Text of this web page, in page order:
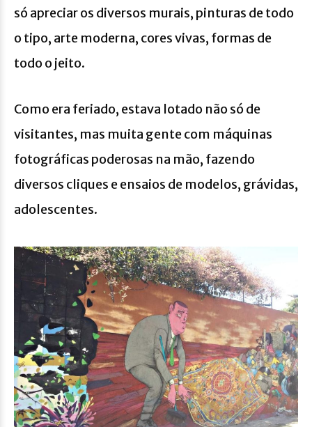
só apreciar os diversos murais, pinturas de todo
o tipo, arte moderna, cores vivas, formas de
todo o jeito.
Como era feriado, estava lotado não só de
visitantes, mas muita gente com máquinas
fotográficas poderosas na mão, fazendo
diversos cliques e ensaios de modelos, grávidas,
adolescentes.